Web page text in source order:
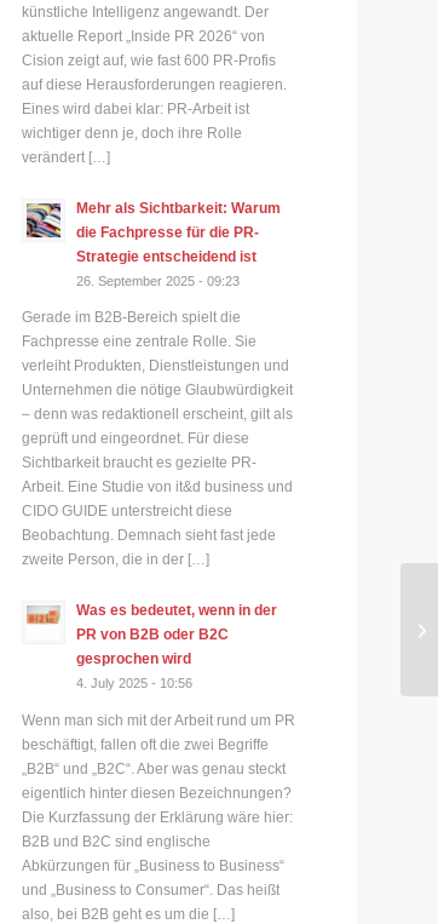
künstliche Intelligenz angewandt. Der
aktuelle Report „Inside PR 2026“ von
Cision zeigt auf, wie fast 600 PR-Profis
auf diese Herausforderungen reagieren.
Eines wird dabei klar: PR-Arbeit ist
wichtiger denn je, doch ihre Rolle
verändert […]
Mehr als Sichtbarkeit: Warum
die Fachpresse für die PR-
Strategie entscheidend ist
26. September 2025 - 09:23
Gerade im B2B-Bereich spielt die
Fachpresse eine zentrale Rolle. Sie
verleiht Produkten, Dienstleistungen und
Unternehmen die nötige Glaubwürdigkeit
– denn was redaktionell erscheint, gilt als
geprüft und eingeordnet. Für diese
Sichtbarkeit braucht es gezielte PR-
Arbeit. Eine Studie von it&d business und
CIDO GUIDE unterstreicht diese
Beobachtung. Demnach sieht fast jede
zweite Person, die in der […]
Was es bedeutet, wenn in der
PR von B2B oder B2C
gesprochen wird
4. July 2025 - 10:56
Wenn man sich mit der Arbeit rund um PR
beschäftigt, fallen oft die zwei Begriffe
„B2B“ und „B2C“. Aber was genau steckt
eigentlich hinter diesen Bezeichnungen?
Die Kurzfassung der Erklärung wäre hier:
B2B und B2C sind englische
Abkürzungen für „Business to Business“
und „Business to Consumer“. Das heißt
also, bei B2B geht es um die […]